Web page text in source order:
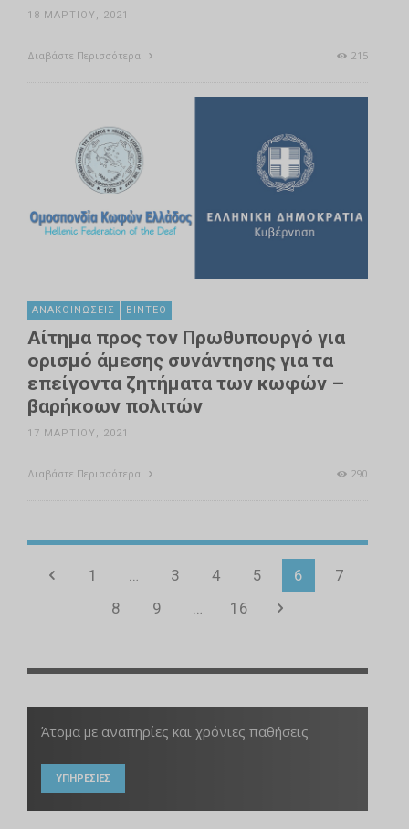
18 ΜΑΡΤΊΟΥ, 2021
Διαβάστε Περισσότερα 215
ΑΝΑΚΟΙΝΏΣΕΙΣ ΒΊΝΤΕΟ
Αίτημα προς τον Πρωθυπουργό για
ορισμό άμεσης συνάντησης για τα
επείγοντα ζητήματα των κωφών –
βαρήκοων πολιτών
17 ΜΑΡΤΊΟΥ, 2021
Διαβάστε Περισσότερα 290
1 … 3 4 5 6
7
8
9 … 16
Άτομα με αναπηρίες και χρόνιες παθήσεις
ΥΠΗΡΕΣΙΕΣ